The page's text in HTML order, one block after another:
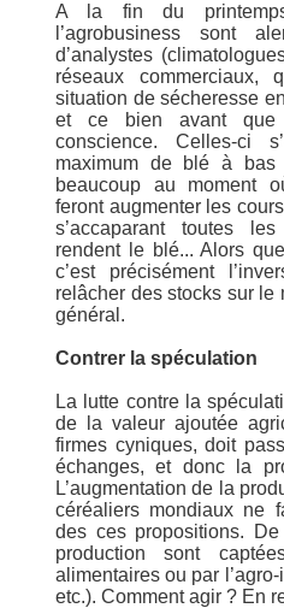
A la fin du
l’agrobusiness sont
d’analystes
réseaux
situation de sécheresse
et ce bien avant que
conscience. Celles-ci
maximum de blé à
beaucoup au moment
feront augmenter les
s’accaparant toutes
rendent le blé... Alors
c’est précisément
relâcher des stocks sur le
général.
Contrer la spéculation
La lutte contre la
de la valeur ajoutée
firmes cyniques, doit
échanges, et donc la
L’augmentation de la
céréaliers mondiaux ne
des ces propositions.
production sont
alimentaires ou par
etc.). Comment agir ? En